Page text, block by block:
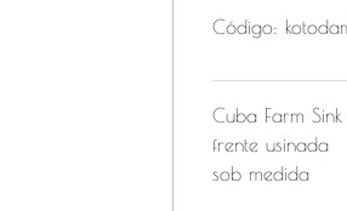
Código:
Cuba Farm Sink
frente usinada
sob medida